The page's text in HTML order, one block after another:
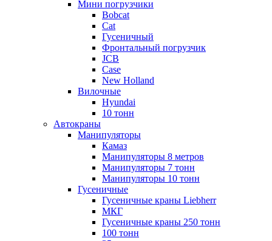
Мини погрузчики
Bobcat
Cat
Гусеничный
Фронтальный погрузчик
JCB
Case
New Holland
Вилочные
Hyundai
10 тонн
Автокраны
Манипуляторы
Камаз
Манипуляторы 8 метров
Манипуляторы 7 тонн
Манипуляторы 10 тонн
Гусеничные
Гусеничные краны Liebherr
МКГ
Гусеничные краны 250 тонн
100 тонн